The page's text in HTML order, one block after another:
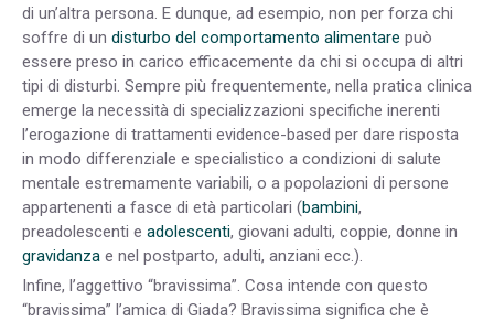
di un’altra persona. E dunque, ad esempio, non per forza chi
soffre di un disturbo del comportamento alimentare può
essere preso in carico efficacemente da chi si occupa di altri
tipi di disturbi. Sempre più frequentemente, nella pratica clinica
emerge la necessità di specializzazioni specifiche inerenti
l’erogazione di trattamenti evidence-based per dare risposta
in modo differenziale e specialistico a condizioni di salute
mentale estremamente variabili, o a popolazioni di persone
appartenenti a fasce di età particolari (bambini,
preadolescenti e adolescenti, giovani adulti, coppie, donne in
gravidanza e nel postparto, adulti, anziani ecc.).
Infine, l’aggettivo “bravissima”. Cosa intende con questo
“bravissima” l’amica di Giada? Bravissima significa che è